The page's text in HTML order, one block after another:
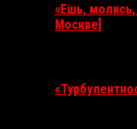
«Ешь,
Москве]